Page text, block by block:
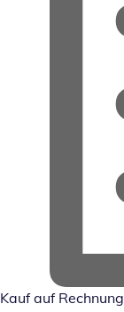
Kauf auf Rechnung